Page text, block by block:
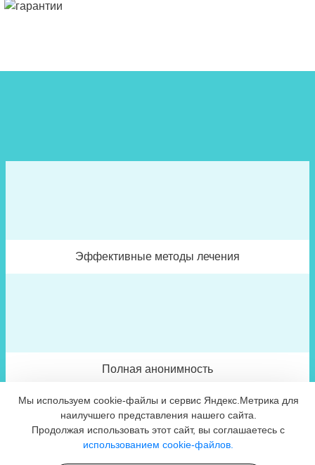
Эффективные методы лечения
Полная анонимность
Мы используем cookie-файлы и сервис Яндекс.Метрика для
наилучшего представления нашего сайта.
Продолжая использовать этот сайт, вы соглашаетесь с
использованием cookie-файлов.